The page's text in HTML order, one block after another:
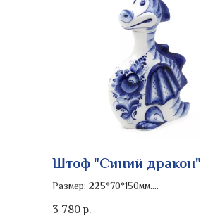
Штоф "Синий дракон"
Размер: 225*70*150мм.
Роспись изделия: кобальт
3 780 р.